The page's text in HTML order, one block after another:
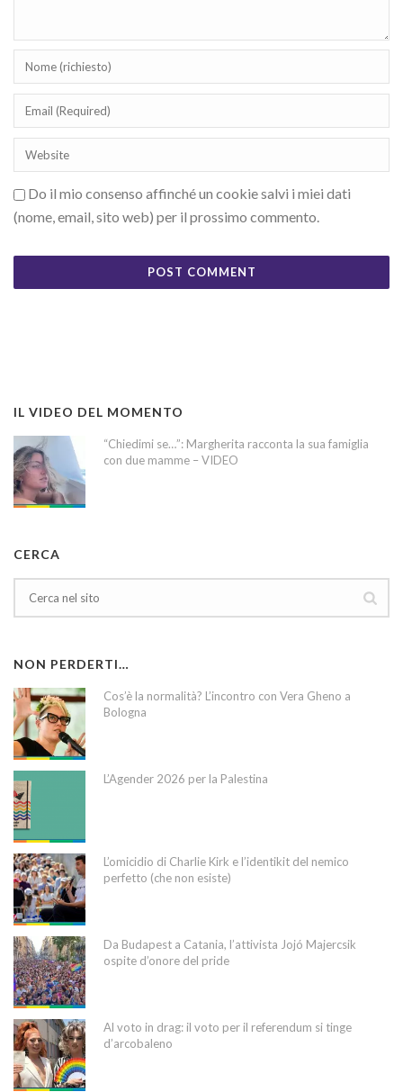
Do il mio consenso affinché un cookie salvi i miei dati
(nome, email, sito web) per il prossimo commento.
IL VIDEO DEL MOMENTO
“Chiedimi se…”: Margherita racconta la sua famiglia
con due mamme – VIDEO
CERCA
NON PERDERTI…
Cos’è la normalità? L’incontro con Vera Gheno a
Bologna
L’Agender 2026 per la Palestina
L’omicidio di Charlie Kirk e l’identikit del nemico
perfetto (che non esiste)
Da Budapest a Catania, l’attivista Jojó Majercsik
ospite d’onore del pride
Al voto in drag: il voto per il referendum si tinge
d’arcobaleno